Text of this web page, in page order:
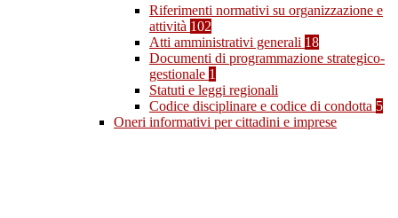
Riferimenti normativi su organizzazione e
attività 102
Atti amministrativi generali 18
Documenti di programmazione strategico-
gestionale 1
Statuti e leggi regionali
Codice disciplinare e codice di condotta 5
Oneri informativi per cittadini e imprese